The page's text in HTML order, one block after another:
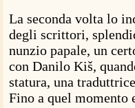
La seconda volta lo
degli scrittori,
nunzio papale, un
con Danilo Kiš,
statura, una
Fino a quel momento